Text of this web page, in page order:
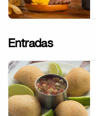
Entradas